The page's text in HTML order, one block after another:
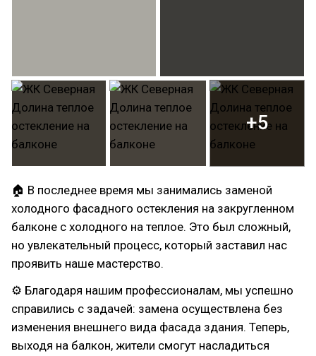
+5
🏠 В последнее время мы занимались заменой
холодного фасадного остекления на закругленном
балконе с холодного на теплое. Это был сложный,
но увлекательный процесс, который заставил нас
проявить наше мастерство.
⚙ Благодаря нашим профессионалам, мы успешно
справились с задачей: замена осуществлена без
изменения внешнего вида фасада здания. Теперь,
выходя на балкон, жители смогут насладиться